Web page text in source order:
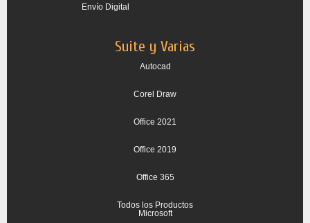
Envío Digital
Suite y Varias
Autocad
Corel Draw
Office 2021
Office 2019
Office 365
Todos los Productos
Microsoft